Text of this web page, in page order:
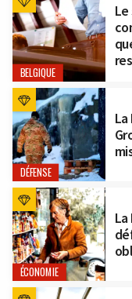
BELGIQUE
DÉFENSE
ÉCONOMIE